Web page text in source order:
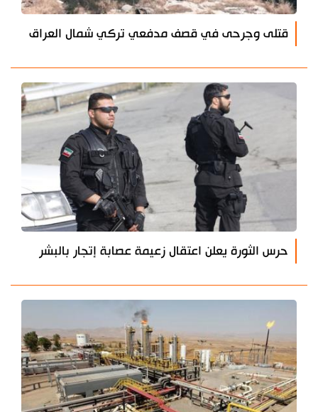
قتلى وجرحى في قصف مدفعي تركي شمال العراق
حرس الثورة يعلن اعتقال زعيمة عصابة إتجار بالبشر